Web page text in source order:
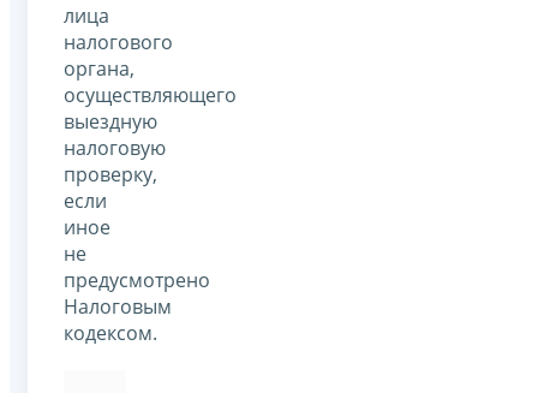
лица
налогового
органа,
осуществляющего
выездную
налоговую
проверку,
если
иное
не
предусмотрено
Налоговым
кодексом.